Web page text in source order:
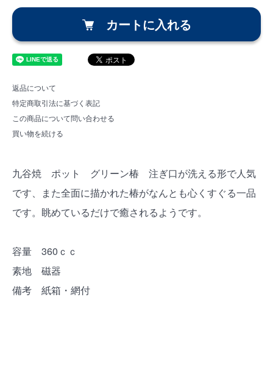
カートに入れる
返品について
特定商取引法に基づく表記
この商品について問い合わせる
買い物を続ける
九谷焼 ポット グリーン椿 注ぎ口が洗える形で人気
です、また全面に描かれた椿がなんとも心くすぐる一品
です。眺めているだけで癒されるようです。
容量 360ｃｃ
素地 磁器
備考 紙箱・網付